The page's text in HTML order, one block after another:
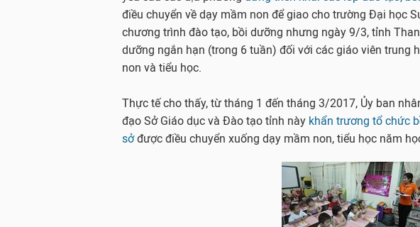
điều chuyển về dạy mầm non để giao cho trường Đại học
chương trình đào tạo, bồi dưỡng nhưng ngày 9/3, tỉnh
dưỡng ngắn hạn (trong 6 tuần) đối với các giáo viên trung
non và tiểu học.
Thực tế cho thấy, từ tháng 1 đến tháng 3/2017, Ủy ban
đạo Sở Giáo dục và Đào tạo tỉnh này khẩn trương tổ chức
sởđược điều chuyển xuống dạy mầm non, tiểu học năm